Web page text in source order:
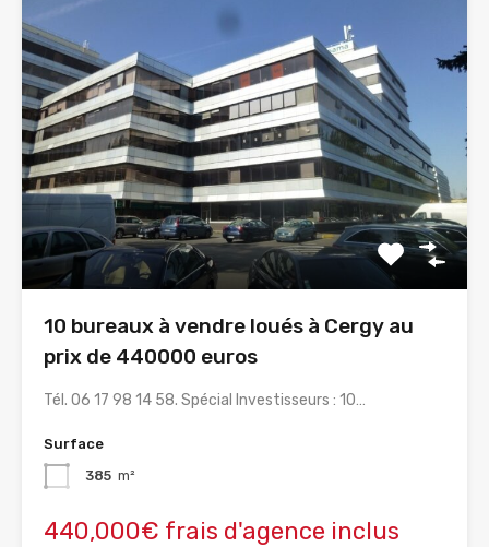
10 bureaux à vendre loués à Cergy au
prix de 440000 euros
Tél. 06 17 98 14 58. Spécial Investisseurs : 10…
Surface
385 m²
440,000€ frais d'agence inclus